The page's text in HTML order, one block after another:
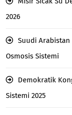
2026
Suudi Arabistan
Osmosis Sistemi
Demokratik
Sistemi 2025